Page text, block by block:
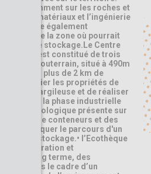
notamment sur les roches et
les matériaux et l’ingénierie
étudie également
autour de la zone où pourrait
centre de stockage.Le Centre
Marne est constitué de trois
souterrain, situé à 490m
comprend plus de 2 km de
d’étudier les propriétés de
la roche argileuse et de réaliser
préparer la phase industrielle
technologique présente sur
de conteneurs et des
le parcours d'un
dans lestockage.• l’Ecothèque
la préparation et
sur le long terme, des
dans le cadre d’un